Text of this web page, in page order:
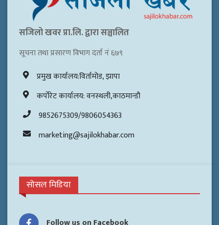
सजिलो खवर प्रा.लि. द्वारा सञ्चालित
सूचना तथा प्रसारण विभाग दर्ता नं ६७९
प्रमुख कार्यालय:विर्तामोड, झापा
कर्पोरेट कार्यालय: वनस्थली,काठमान्डौ
9852675309/9806054363
marketing@sajilokhabar.com
सोसल मिडिया